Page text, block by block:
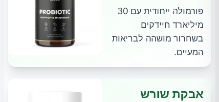
פורמולה ייחודית עם 30
מיליארד חיידקים
בשחרור מושהה לבריאות
המעיים.
אבקת שורש